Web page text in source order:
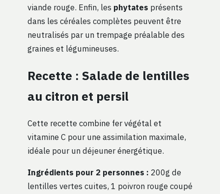
viande rouge. Enfin, les phytates présents
dans les céréales complètes peuvent être
neutralisés par un trempage préalable des
graines et légumineuses.
Recette : Salade de lentilles
au citron et persil
Cette recette combine fer végétal et
vitamine C pour une assimilation maximale,
idéale pour un déjeuner énergétique.
Ingrédients pour 2 personnes : 200g de
lentilles vertes cuites, 1 poivron rouge coupé